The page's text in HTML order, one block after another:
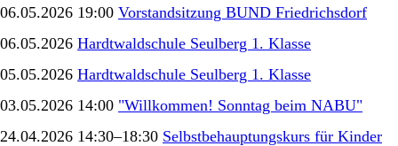
06.05.2026 19:00 Vorstandsitzung BUND Friedrichsdorf
06.05.2026 Hardtwaldschule Seulberg 1. Klasse
05.05.2026 Hardtwaldschule Seulberg 1. Klasse
03.05.2026 14:00 "Willkommen! Sonntag beim NABU"
24.04.2026 14:30–18:30 Selbstbehauptungskurs für Kinder